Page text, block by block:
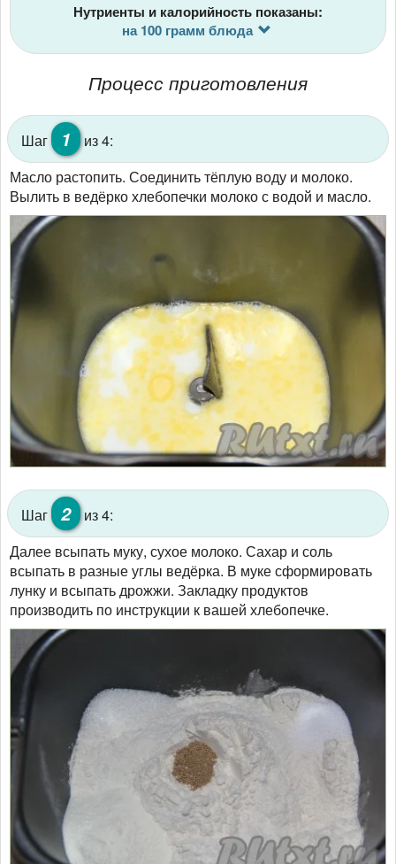
Нутриенты и калорийность показаны:
на 100 грамм блюда
Процесс приготовления
Шаг 1
из 4:
Масло растопить. Соединить тёплую воду и молоко.
Вылить в ведёрко хлебопечки молоко с водой и масло.
Шаг 2
из 4:
Далее всыпать муку, сухое молоко. Сахар и соль
всыпать в разные углы ведёрка. В муке сформировать
лунку и всыпать дрожжи. Закладку продуктов
производить по инструкции к вашей хлебопечке.